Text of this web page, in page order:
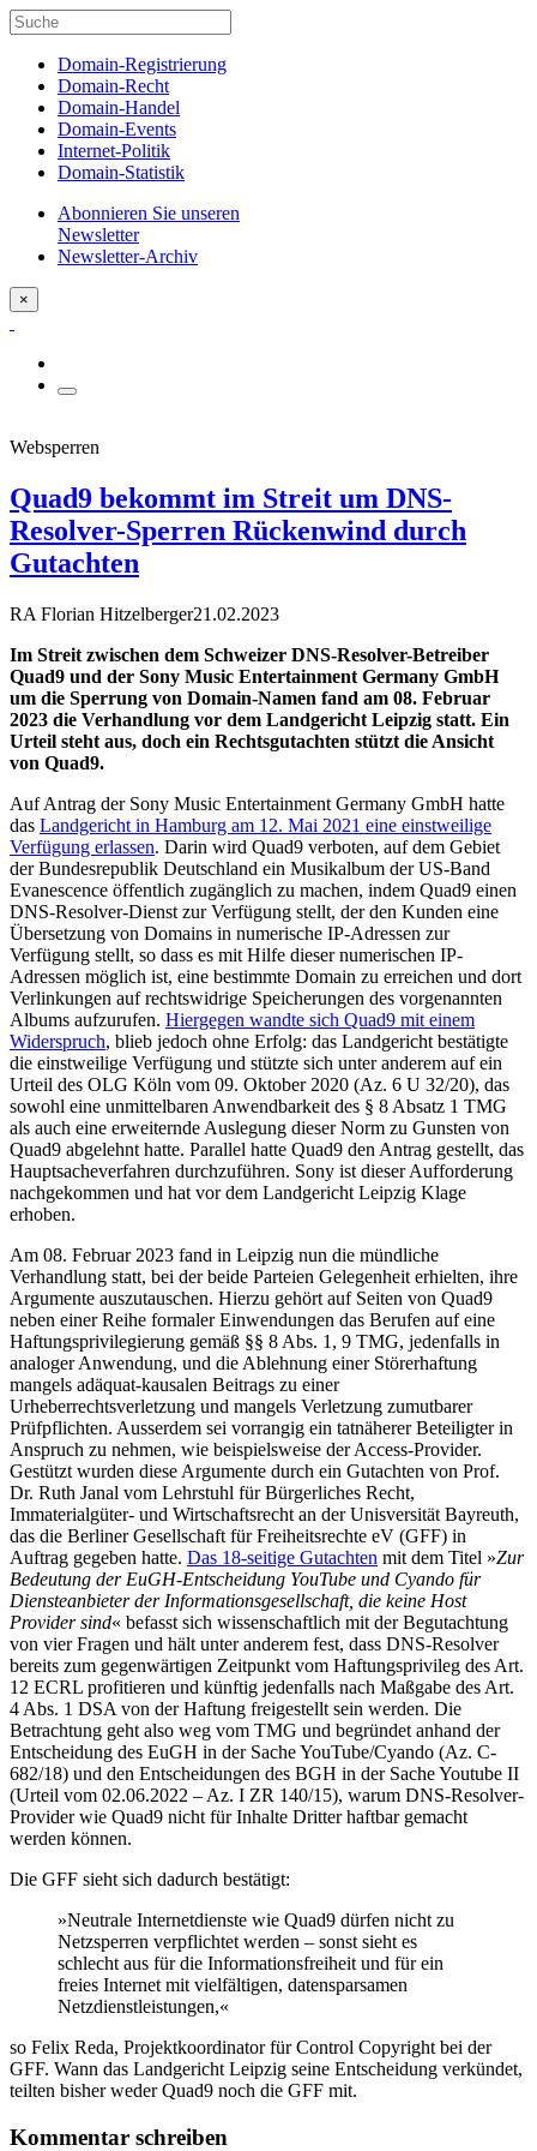
Domain-Registrierung
Domain-Recht
Domain-Handel
Domain-Events
Internet-Politik
Domain-Statistik
Abonnieren Sie unseren
Newsletter
Newsletter-Archiv
×
Websperren
Quad9 bekommt im Streit um DNS-
Resolver-Sperren Rückenwind durch
Gutachten
RA Florian Hitzelberger21.02.2023
Im Streit zwischen dem Schweizer DNS-Resolver-Betreiber
Quad9 und der Sony Music Entertainment Germany GmbH
um die Sperrung von Domain-Namen fand am 08. Februar
2023 die Verhandlung vor dem Landgericht Leipzig statt. Ein
Urteil steht aus, doch ein Rechtsgutachten stützt die Ansicht
von Quad9.
Auf Antrag der Sony Music Entertainment Germany GmbH hatte
das Landgericht in Hamburg am 12. Mai 2021 eine einstweilige
Verfügung erlassen. Darin wird Quad9 verboten, auf dem Gebiet
der Bundesrepublik Deutschland ein Musikalbum der US-Band
Evanescence öffentlich zugänglich zu machen, indem Quad9 einen
DNS-Resolver-Dienst zur Verfügung stellt, der den Kunden eine
Übersetzung von Domains in numerische IP-Adressen zur
Verfügung stellt, so dass es mit Hilfe dieser numerischen IP-
Adressen möglich ist, eine bestimmte Domain zu erreichen und dort
Verlinkungen auf rechtswidrige Speicherungen des vorgenannten
Albums aufzurufen. Hiergegen wandte sich Quad9 mit einem
Widerspruch, blieb jedoch ohne Erfolg: das Landgericht bestätigte
die einstweilige Verfügung und stützte sich unter anderem auf ein
Urteil des OLG Köln vom 09. Oktober 2020 (Az. 6 U 32/20), das
sowohl eine unmittelbaren Anwendbarkeit des § 8 Absatz 1 TMG
als auch eine erweiternde Auslegung dieser Norm zu Gunsten von
Quad9 abgelehnt hatte. Parallel hatte Quad9 den Antrag gestellt, das
Hauptsacheverfahren durchzuführen. Sony ist dieser Aufforderung
nachgekommen und hat vor dem Landgericht Leipzig Klage
erhoben.
Am 08. Februar 2023 fand in Leipzig nun die mündliche
Verhandlung statt, bei der beide Parteien Gelegenheit erhielten, ihre
Argumente auszutauschen. Hierzu gehört auf Seiten von Quad9
neben einer Reihe formaler Einwendungen das Berufen auf eine
Haftungsprivilegierung gemäß §§ 8 Abs. 1, 9 TMG, jedenfalls in
analoger Anwendung, und die Ablehnung einer Störerhaftung
mangels adäquat-kausalen Beitrags zu einer
Urheberrechtsverletzung und mangels Verletzung zumutbarer
Prüfpflichten. Ausserdem sei vorrangig ein tatnäherer Beteiligter in
Anspruch zu nehmen, wie beispielsweise der Access-Provider.
Gestützt wurden diese Argumente durch ein Gutachten von Prof.
Dr. Ruth Janal vom Lehrstuhl für Bürgerliches Recht,
Immaterialgüter- und Wirtschaftsrecht an der Unisversität Bayreuth,
das die Berliner Gesellschaft für Freiheitsrechte eV (GFF) in
Auftrag gegeben hatte. Das 18-seitige Gutachten mit dem Titel »Zur
Bedeutung der EuGH-Entscheidung YouTube und Cyando für
Diensteanbieter der Informationsgesellschaft, die keine Host
Provider sind« befasst sich wissenschaftlich mit der Begutachtung
von vier Fragen und hält unter anderem fest, dass DNS-Resolver
bereits zum gegenwärtigen Zeitpunkt vom Haftungsprivileg des Art.
12 ECRL profitieren und künftig jedenfalls nach Maßgabe des Art.
4 Abs. 1 DSA von der Haftung freigestellt sein werden. Die
Betrachtung geht also weg vom TMG und begründet anhand der
Entscheidung des EuGH in der Sache YouTube/Cyando (Az. C-
682/18) und den Entscheidungen des BGH in der Sache Youtube II
(Urteil vom 02.06.2022 – Az. I ZR 140/15), warum DNS-Resolver-
Provider wie Quad9 nicht für Inhalte Dritter haftbar gemacht
werden können.
Die GFF sieht sich dadurch bestätigt:
»Neutrale Internetdienste wie Quad9 dürfen nicht zu
Netzsperren verpflichtet werden – sonst sieht es
schlecht aus für die Informationsfreiheit und für ein
freies Internet mit vielfältigen, datensparsamen
Netzdienstleistungen,«
so Felix Reda, Projektkoordinator für Control Copyright bei der
GFF. Wann das Landgericht Leipzig seine Entscheidung verkündet,
teilten bisher weder Quad9 noch die GFF mit.
Kommentar schreiben